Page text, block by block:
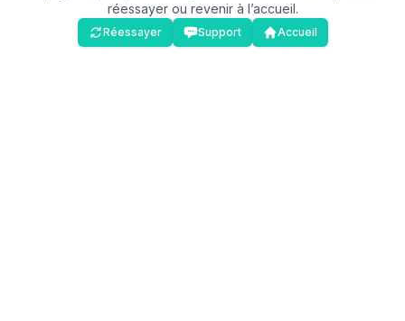
réessayer ou revenir à l’accueil.
Réessayer Support Accueil